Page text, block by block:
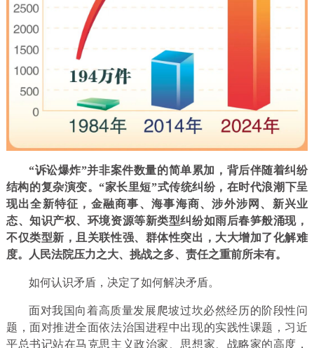
“诉讼爆炸”并非案件数量的简单累加，背后伴随着纠纷
结构的复杂演变。“家长里短”式传统纠纷，在时代浪潮下呈
现出全新特征，金融商事、海事海商、涉外涉网、新兴业
态、知识产权、环境资源等新类型纠纷如雨后春笋般涌现，
不仅类型新，且关联性强、群体性突出，大大增加了化解难
度。人民法院压力之大、挑战之多、责任之重前所未有。
如何认识矛盾，决定了如何解决矛盾。
面对我国向着高质量发展爬坡过坎必然经历的阶段性问
题，面对推进全面依法治国进程中出现的实践性课题，习近
平总书记站在马克思主义政治家、思想家、战略家的高度，